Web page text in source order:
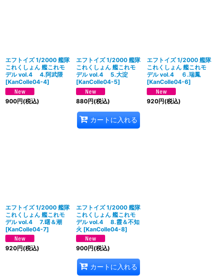
エフトイズ 1/2000 艦隊
これくしょん 艦これモ
デル vol.4 4.阿武隈
[KanColle04-4]
900円(税込)
エフトイズ 1/2000 艦隊
これくしょん 艦これモ
デル vol.4 5.大淀
[KanColle04-5]
880円(税込)
カートに入れる
エフトイズ 1/2000 艦隊
これくしょん 艦これモ
デル vol.4 ６.瑞鳳
[KanColle04-6]
920円(税込)
エフトイズ 1/2000 艦隊
これくしょん 艦これモ
デル vol.4 7.曙＆潮
[KanColle04-7]
920円(税込)
エフトイズ 1/2000 艦隊
これくしょん 艦これモ
デル vol.4 8.霞＆不知
火 [KanColle04-8]
900円(税込)
カートに入れる